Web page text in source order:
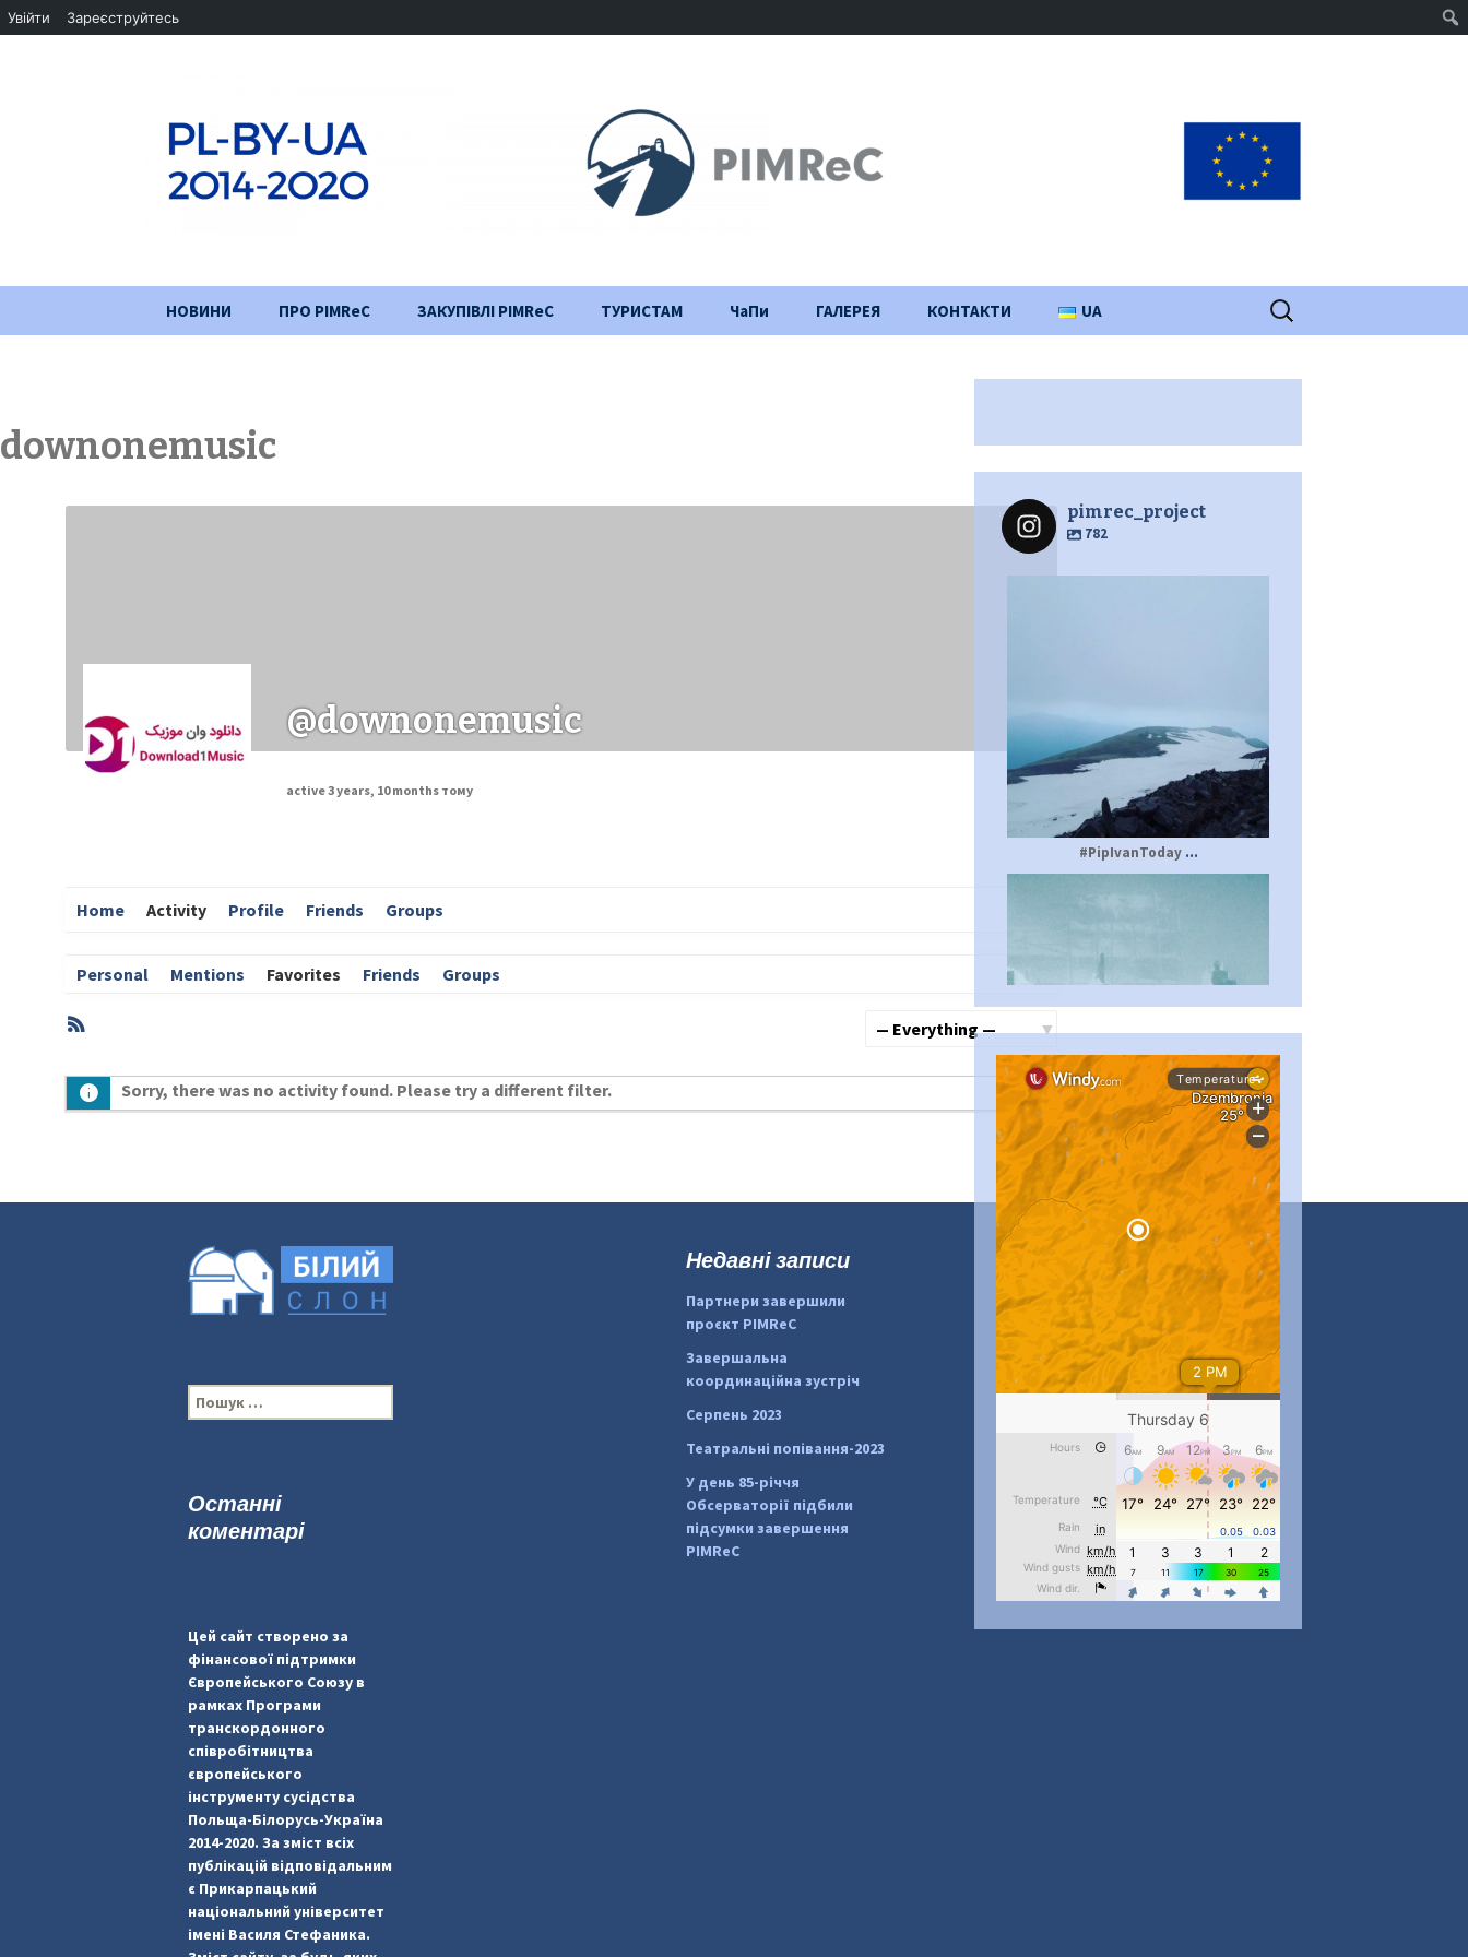
НОВИНИ ПРО PIMReC
Заходи
ЗАКУПІВЛІ PIMReC ТУРИСТАМ ЧаПи ГАЛЕРЕЯ КОНТАКТИ UA Пошук:
downonemusic
@downonemusic
active 3 years, 10 months тому
Home Activity Profile Friends Groups
Personal Mentions Favorites Friends Groups
Activities
RSS
Sorry, there was no activity found. Please try a different filter.
pimrec_project
782
#PipIvanToday ...
#PipIvanToday...
pimrec_project
#PipIvanToday...
pimrec_project
П
о
:
Недавні записи
Партнери завершили
проєкт PIMReC
Завершальна
координаційна зустріч
Серпень 2023
Театральні попівання-2023
У день 85-річчя
Обсерваторії підбили
підсумки завершення
PIMReC
Останні
коментарі
Цей сайт створено за
фінансової підтримки
Європейського Союзу в
рамках Програми
транскордонного
співробітництва
європейського
інструменту сусідства
Польща-Білорусь-Україна
2014-2020. За зміст всіх
публікацій відповідальним
є Прикарпацький
національний університет
імені Василя Стефаника.
Увійти Зареєструйтесь